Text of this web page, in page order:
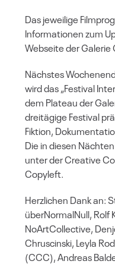
Das jeweilige
Informationen zum
Webseite der Galerie
Nächstes
wird das „Festival
dem Plateau der
dreitägige Festival
Fiktion,
Die in diesen
unter der Creative
Copyleft.
Herzlichen Dank an:
überNormalNull, Rolf
NoArtCollective,
Chruscinski, Leyla
(CCC), Andreas